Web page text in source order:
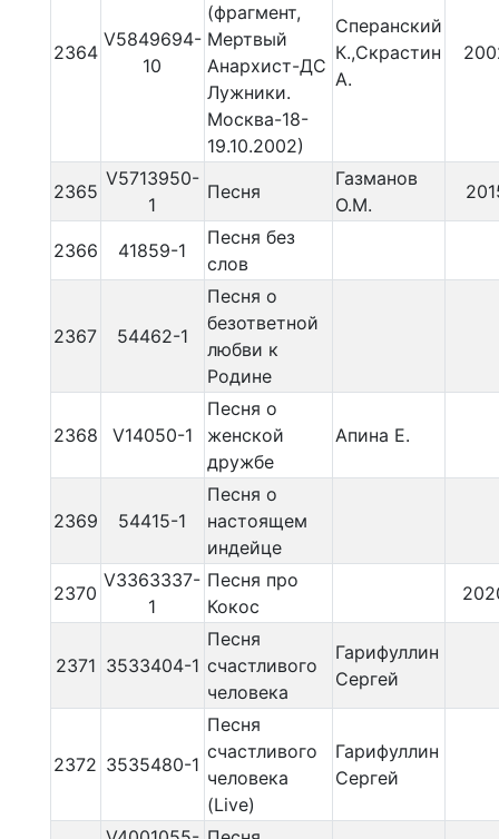
2364
V5849694-
10
(фрагмент,
Мертвый
Анархист-ДС
Лужники.
Москва-18-
19.10.2002)
Сперанский
К.,Скрастин
А.
2365
V5713950-
1
Песня
Газманов
О.М.
2366 41859-1
Песня без
слов
2367 54462-1
Песня о
безответной
любви к
Родине
2368 V14050-1
Песня о
женской
дружбе
Апина Е.
2369 54415-1
Песня о
настоящем
индейце
2370
V3363337-
1
Песня про
Кокос
2371 3533404-1
Песня
счaстливого
человека
Гарифуллин
Сергей
2372 3535480-1
Песня
счaстливого
человека
(Live)
Гарифуллин
Сергей